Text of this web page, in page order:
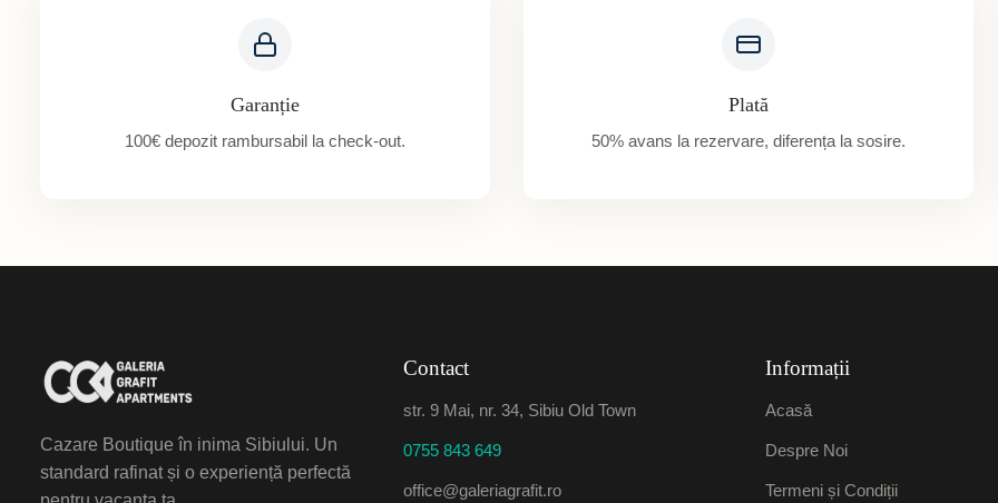
Garanție
100€ depozit rambursabil la check-out.
Plată
50% avans la rezervare, diferența la sosire.
Cazare Boutique în inima Sibiului. Un
standard rafinat și o experiență perfectă
Contact
str. 9 Mai, nr. 34, Sibiu Old Town
0755 843 649
office@galeriagrafit.ro
Informații
Acasă
Despre Noi
Termeni și Condiții